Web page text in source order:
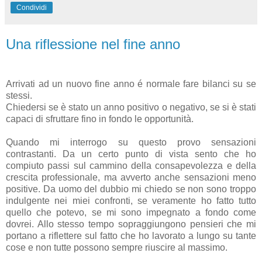
Condividi
Una riflessione nel fine anno
Arrivati ad un nuovo fine anno é normale fare bilanci su se
stessi.
Chiedersi se è stato un anno positivo o negativo, se si è stati
capaci di sfruttare fino in fondo le opportunità.
Quando mi interrogo su questo provo sensazioni
contrastanti. Da un certo punto di vista sento che ho
compiuto passi sul cammino della consapevolezza e della
crescita professionale, ma avverto anche sensazioni meno
positive. Da uomo del dubbio mi chiedo se non sono troppo
indulgente nei miei confronti, se veramente ho fatto tutto
quello che potevo, se mi sono impegnato a fondo come
dovrei. Allo stesso tempo sopraggiungono pensieri che mi
portano a riflettere sul fatto che ho lavorato a lungo su tante
cose e non tutte possono sempre riuscire al massimo.